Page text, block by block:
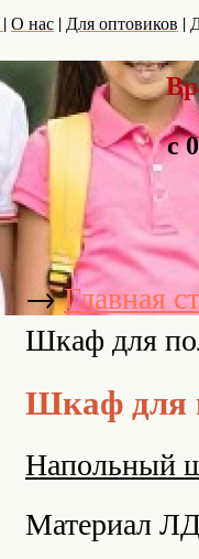
| О нас | Для оптовиков |
с
→Главная
Шкаф для
Шкаф для
Напольный
Материал